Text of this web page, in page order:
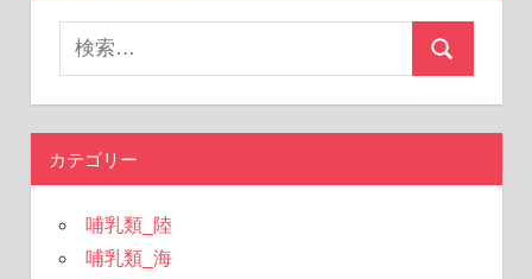
肉
対
象:
検
索
カテゴリー
哺乳類_陸
哺乳類_海